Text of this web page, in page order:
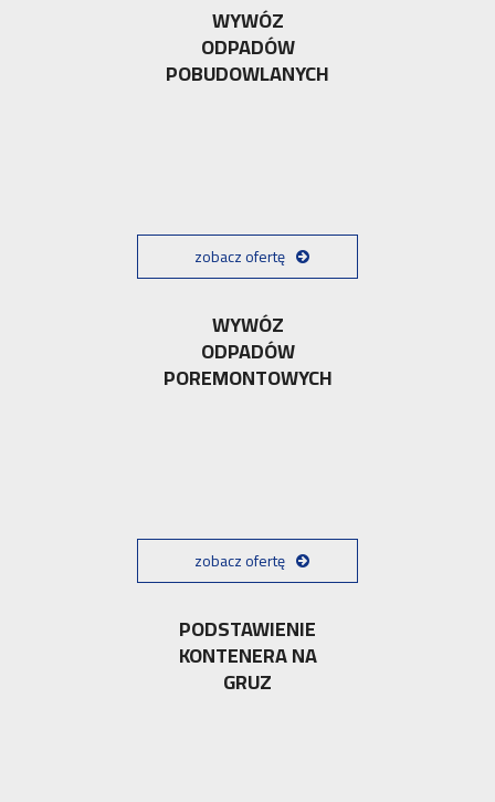
WYWÓZ
ODPADÓW
POBUDOWLANYCH
zobacz ofertę
WYWÓZ
ODPADÓW
POREMONTOWYCH
zobacz ofertę
PODSTAWIENIE
KONTENERA NA
GRUZ